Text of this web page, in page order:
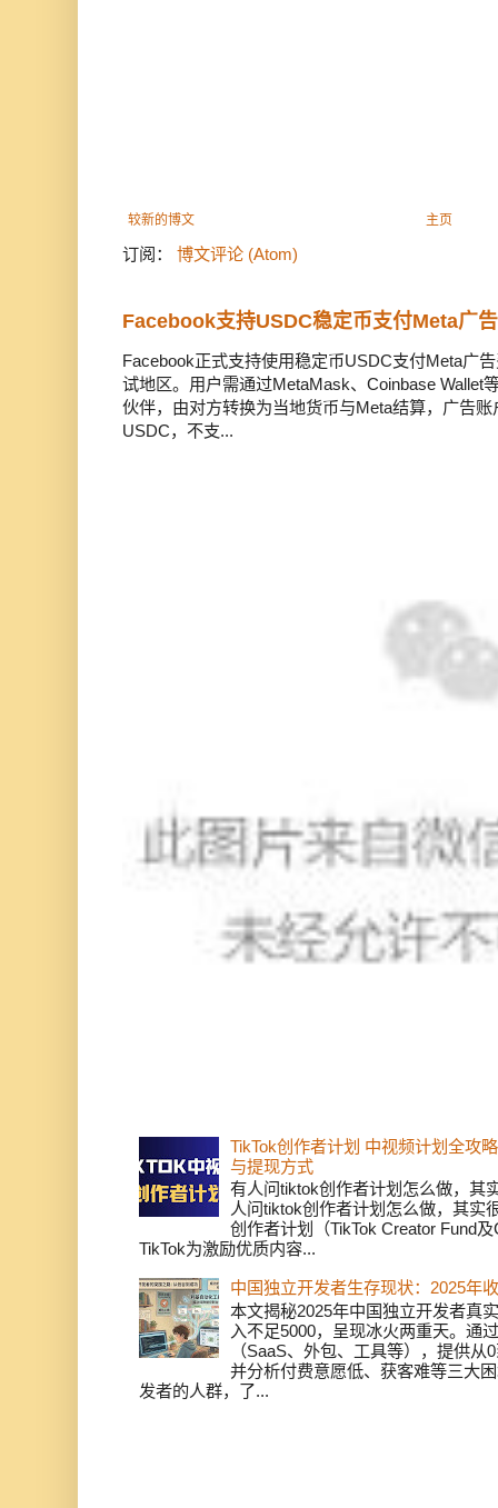
较新的博文 主页
订阅： 博文评论 (Atom)
Facebook支持USDC稳定币支付Meta广
Facebook正式支持使用稳定币USDC支付Meta广
试地区。用户需通过MetaMask、Coinbase Wallet
伙伴，由对方转换为当地货币与Meta结算，广告
USDC，不支...
TikTok创作者计划 中视频计划全攻
与提现方式
有人问tiktok创作者计划怎么做，其
人问tiktok创作者计划怎么做，其实
创作者计划（TikTok Creator Fund
TikTok为激励优质内容...
中国独立开发者生存现状：2025年
本文揭秘2025年中国独立开发者真
入不足5000，呈现冰火两重天。通
（SaaS、外包、工具等），提供
并分析付费意愿低、获客难等三大
发者的人群，了...